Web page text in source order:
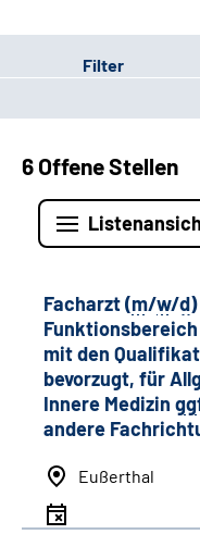
Filter
6 Offene Stellen
Facharzt (m/w/d
Funktionsbereich
mit den
bevorzugt, für
Innere Medizin
andere
Eußerthal